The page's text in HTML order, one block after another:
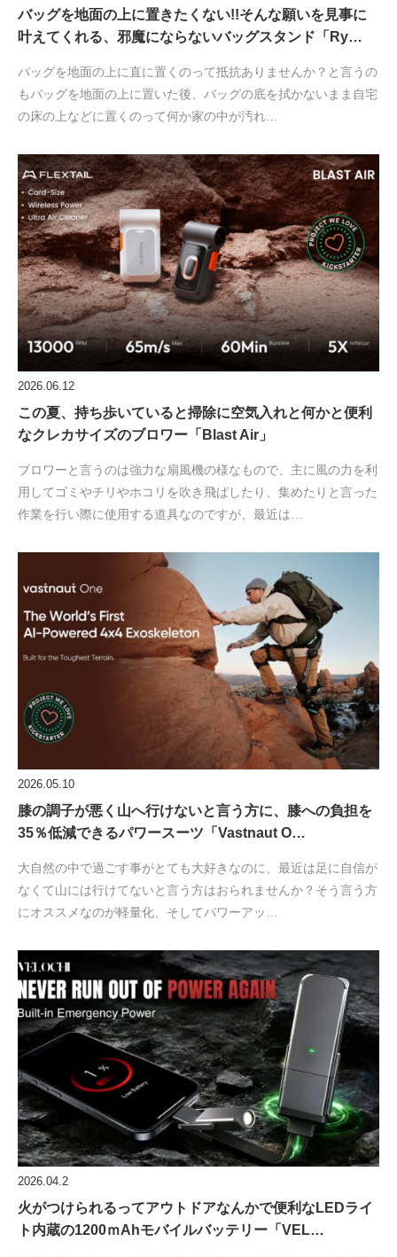
バッグを地面の上に置きたくない!!そんな願いを見事に
叶えてくれる、邪魔にならないバッグスタンド「Ry…
バッグを地面の上に直に置くのって抵抗ありませんか？と言うの
もバッグを地面の上に置いた後、バッグの底を拭かないまま自宅
の床の上などに置くのって何か家の中が汚れ…
2026.06.12
この夏、持ち歩いていると掃除に空気入れと何かと便利
なクレカサイズのブロワー「Blast Air」
ブロワーと言うのは強力な扇風機の様なもので、主に風の力を利
用してゴミやチリやホコリを吹き飛ばしたり、集めたりと言った
作業を行い際に使用する道具なのですが、最近は…
2026.05.10
膝の調子が悪く山へ行けないと言う方に、膝への負担を
35％低減できるパワースーツ「Vastnaut O…
大自然の中で過ごす事がとても大好きなのに、最近は足に自信が
なくて山には行けてないと言う方はおられませんか？そう言う方
にオススメなのが軽量化、そしてパワーアッ…
2026.04.2
火がつけられるってアウトドアなんかで便利なLEDライ
ト内蔵の1200ｍAhモバイルバッテリー「VEL…